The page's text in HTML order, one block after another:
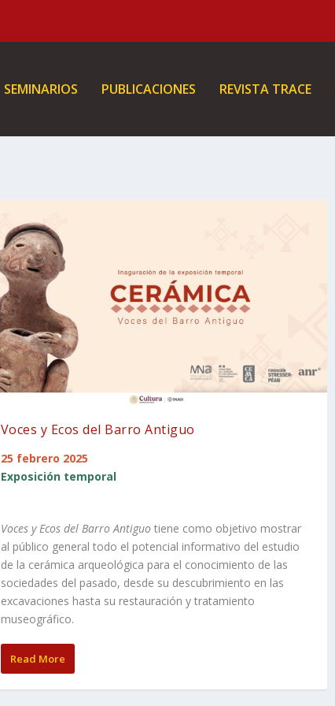
SEMINARIOS PUBLICACIONES REVISTA TRACE
Voces y Ecos del Barro Antiguo
25 febrero 2025
Exposición temporal
Voces y Ecos del Barro Antiguo tiene como objetivo mostrar
al público general todo el potencial informativo del estudio
de la cerámica arqueológica para el conocimiento de las
sociedades del pasado, desde su descubrimiento en las
excavaciones hasta su restauración y tratamiento
museográfico.
Read More